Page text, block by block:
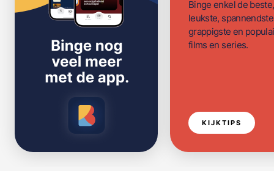
Binge enkel de beste,
leukste,
grappigste en
films en series.
KIJKTIPS